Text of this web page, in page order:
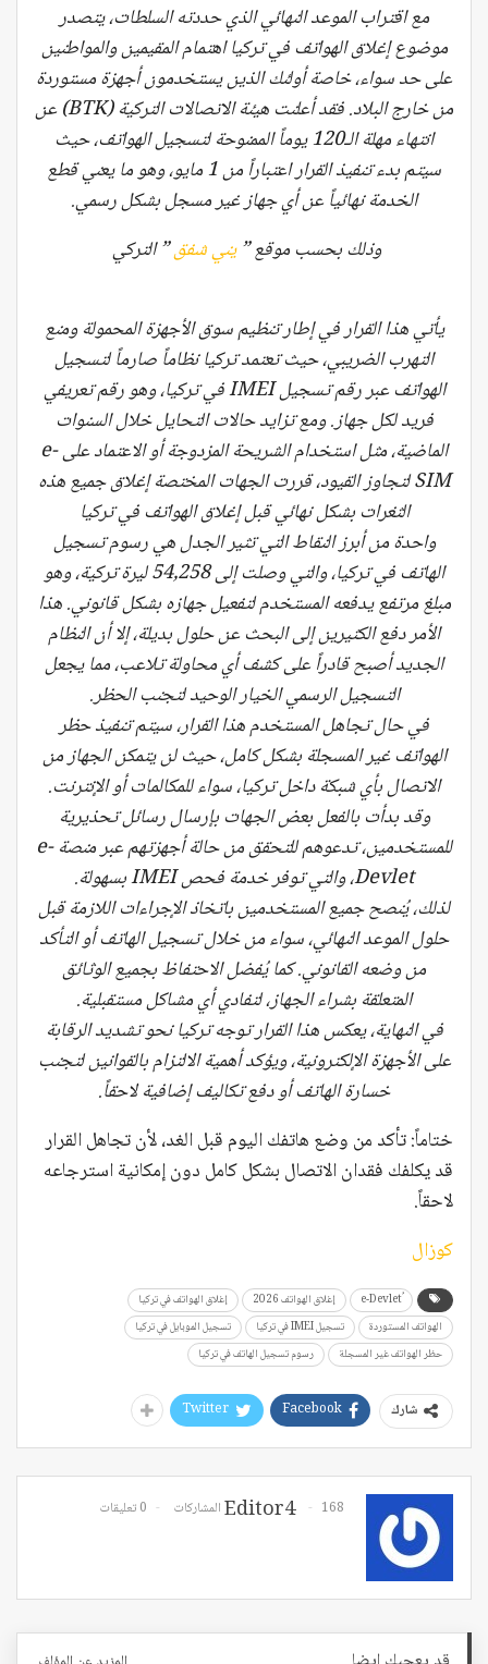
مع اقتراب الموعد النهائي الذي حددته السلطات، يتصدر
موضوع إغلاق الهواتف في تركيا اهتمام المقيمين والمواطنين
على حد سواء، خاصة أولئك الذين يستخدمون أجهزة مستوردة
من خارج البلاد. فقد أعلنت هيئة الاتصالات التركية (BTK) عن
انتهاء مهلة الـ120 يوماً الممنوحة لتسجيل الهواتف، حيث
سيتم بدء تنفيذ القرار اعتباراً من 1 مايو، وهو ما يعني قطع
الخدمة نهائياً عن أي جهاز غير مسجل بشكل رسمي.
وذلك بحسب موقع ”يني شفق” التركي
يأتي هذا القرار في إطار تنظيم سوق الأجهزة المحمولة ومنع
التهرب الضريبي، حيث تعتمد تركيا نظاماً صارماً لتسجيل
الهواتف عبر رقم تسجيل IMEI في تركيا، وهو رقم تعريفي
فريد لكل جهاز. ومع تزايد حالات التحايل خلال السنوات
الماضية، مثل استخدام الشريحة المزدوجة أو الاعتماد على e-
SIM لتجاوز القيود، قررت الجهات المختصة إغلاق جميع هذه
الثغرات بشكل نهائي قبل إغلاق الهواتف في تركيا
واحدة من أبرز النقاط التي تثير الجدل هي رسوم تسجيل
الهاتف في تركيا، والتي وصلت إلى 54,258 ليرة تركية، وهو
مبلغ مرتفع يدفعه المستخدم لتفعيل جهازه بشكل قانوني. هذا
الأمر دفع الكثيرين إلى البحث عن حلول بديلة، إلا أن النظام
الجديد أصبح قادراً على كشف أي محاولة تلاعب، مما يجعل
التسجيل الرسمي الخيار الوحيد لتجنب الحظر.
في حال تجاهل المستخدم هذا القرار، سيتم تنفيذ حظر
الهواتف غير المسجلة بشكل كامل، حيث لن يتمكن الجهاز من
الاتصال بأي شبكة داخل تركيا، سواء للمكالمات أو الإنترنت.
وقد بدأت بالفعل بعض الجهات بإرسال رسائل تحذيرية
للمستخدمين، تدعوهم للتحقق من حالة أجهزتهم عبر منصة e-
Devlet، والتي توفر خدمة فحص IMEI بسهولة.
لذلك، يُنصح جميع المستخدمين باتخاذ الإجراءات اللازمة قبل
حلول الموعد النهائي، سواء من خلال تسجيل الهاتف أو التأكد
من وضعه القانوني. كما يُفضل الاحتفاظ بجميع الوثائق
المتعلقة بشراء الجهاز، لتفادي أي مشاكل مستقبلية.
في النهاية، يعكس هذا القرار توجه تركيا نحو تشديد الرقابة
على الأجهزة الإلكترونية، ويؤكد أهمية الالتزام بالقوانين لتجنب
خسارة الهاتف أو دفع تكاليف إضافية لاحقاً.
ختاماً: تأكد من وضع هاتفك اليوم قبل الغد، لأن تجاهل القرار
قد يكلفك فقدان الاتصال بشكل كامل دون إمكانية استرجاعه
لاحقاً.
كوزال
إغلاق الهواتف 2026
إغلاق الهواتف في تركيا
الهواتف المستوردة
تسجيل IMEI في تركيا
تسجيل الموبايل في تركيا
حظر الهواتف غير المسجلة
رسوم تسجيل الهاتف في تركيا
شارك Facebook
Twitter
Editor4 168 المشاركات 0 تعليقات